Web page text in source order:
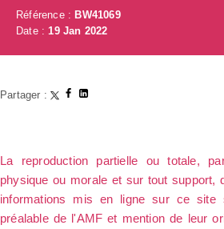
Référence : BW41069
Date :19 Jan 2022
Partager :
La reproduction partielle ou totale,
physique ou morale et sur tout support,
informations mis en ligne sur ce site
préalable de l'AMF et mention de leur